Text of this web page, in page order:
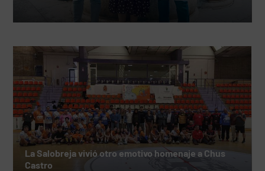
La Salobreja vivió otro emotivo homenaje a Chus
Castro